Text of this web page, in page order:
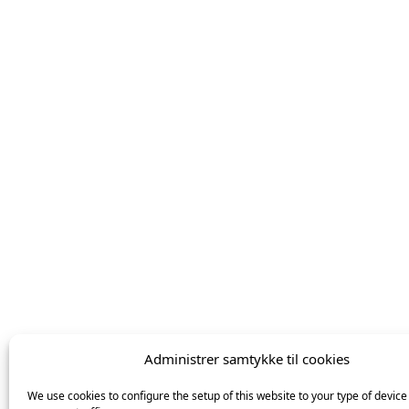
Administrer samtykke til cookies
We use cookies to configure the setup of this website to your type of